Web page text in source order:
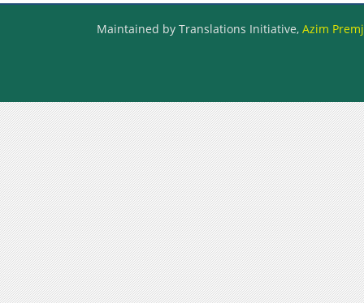
Maintained by Translations Initiative, Azim